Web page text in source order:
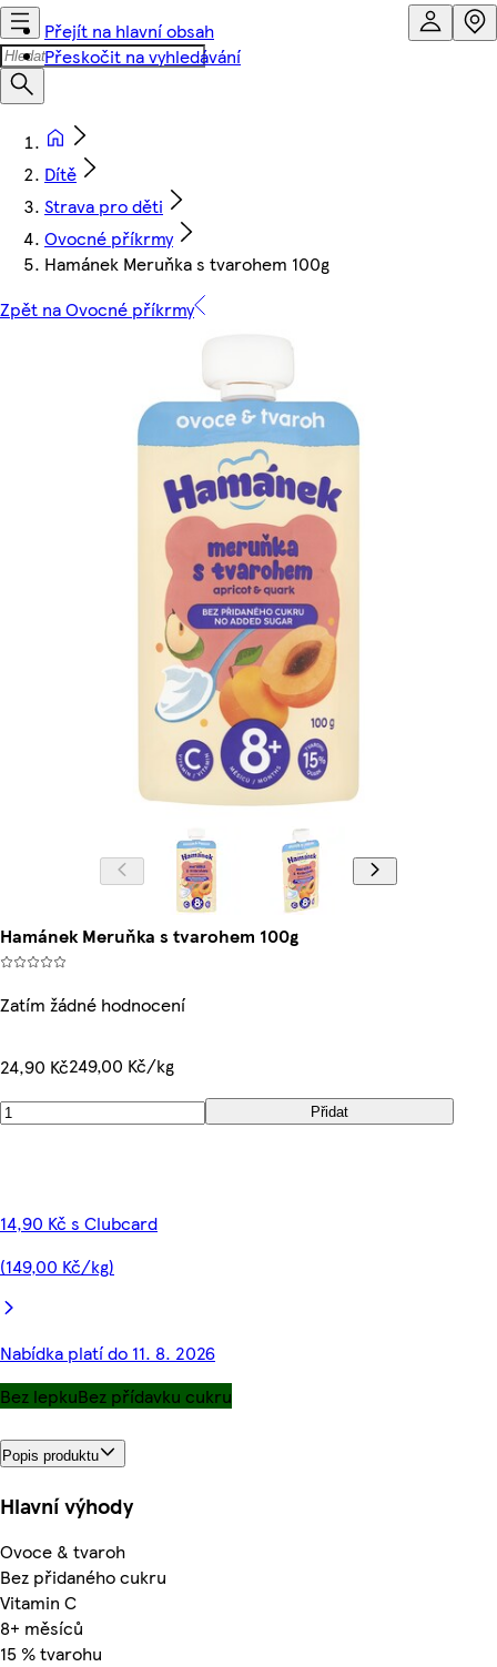
Přejít na hlavní obsah
Přeskočit na vyhledávání
Dítě
Strava pro děti
Ovocné příkrmy
Hamánek Meruňka s tvarohem 100g
Zpět na Ovocné příkrmy
Hamánek Meruňka s tvarohem 100g
Zatím žádné hodnocení
24,90 Kč249,00 Kč/kg
Přidat
14,90 Kč s Clubcard
(149,00 Kč/kg)
Nabídka platí do 11. 8. 2026
Bez lepkuBez přídavku cukru
Popis produktu
Hlavní výhody
Ovoce & tvaroh
Bez přidaného cukru
Vitamin C
8+ měsíců
15 % tvarohu